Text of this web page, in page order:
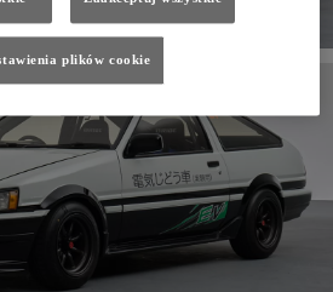
plików cookie